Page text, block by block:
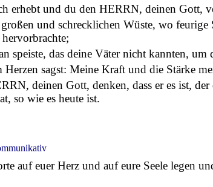
erhebt und du den HERRN, deinen Gott,
und schrecklichen Wüste, wo
speiste, das deine Väter nicht kannten,
sagst: Meine Kraft und die Stärke
deinen Gott, denken, dass er es ist,
so wie es heute ist.
auf euer Herz und auf eure Seele legen